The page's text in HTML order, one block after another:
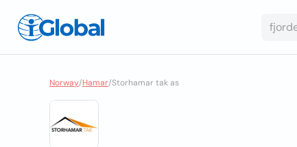
Norway/Hamar/Storhamar tak as